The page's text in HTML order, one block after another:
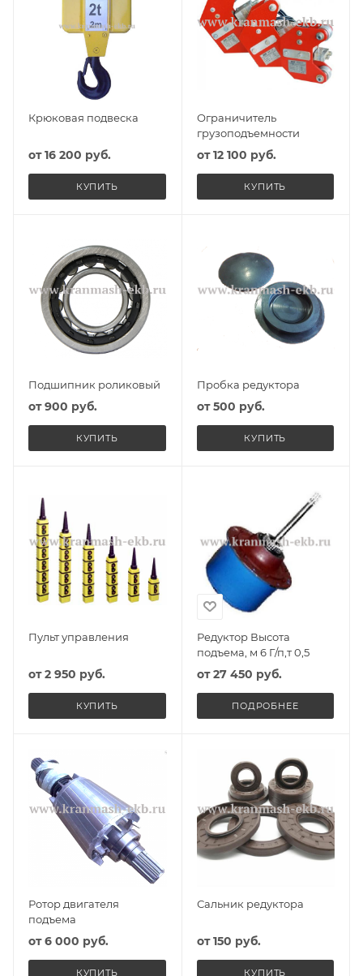
Крюковая подвеска
от16 200 руб.
КУПИТЬ
Ограничитель
грузоподъемности
от12 100 руб.
КУПИТЬ
Подшипник роликовый
от900 руб.
КУПИТЬ
Пробка редуктора
от500 руб.
КУПИТЬ
Пульт управления
от2 950 руб.
КУПИТЬ
Редуктор Высота
подъема, м 6 Г/п,т 0,5
от27 450 руб.
ПОДРОБНЕЕ
Ротор двигателя
подъема
от6 000 руб.
КУПИТЬ
Сальник редуктора
от150 руб.
КУПИТЬ